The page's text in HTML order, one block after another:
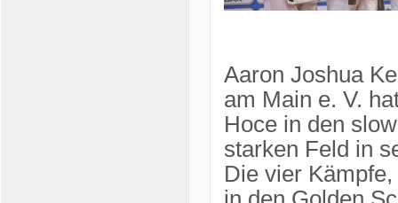
Aaron Joshua
am Main e. V.
Hoce in den
starken Feld in
Die vier